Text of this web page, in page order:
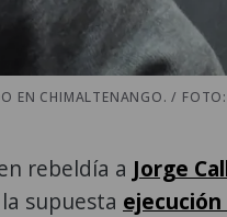
EN CHIMALTENANGO. /
rebeldía a Jorge
supuesta